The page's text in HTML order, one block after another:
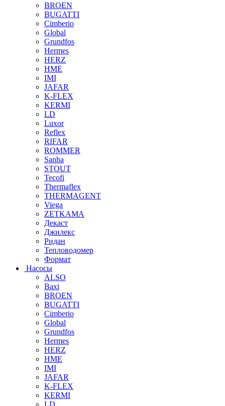
BROEN
BUGATTI
Cimberio
Global
Grundfos
Hermes
HERZ
HME
IMI
JAFAR
K-FLEX
KERMI
LD
Luxor
Reflex
RIFAR
ROMMER
Sanha
STOUT
Tecofi
Thermaflex
THERMAGENT
Viega
ZETKAMA
Декаст
Джилекс
Ридан
Тепловодомер
Формат
Насосы
ALSO
Baxi
BROEN
BUGATTI
Cimberio
Global
Grundfos
Hermes
HERZ
HME
IMI
JAFAR
K-FLEX
KERMI
LD